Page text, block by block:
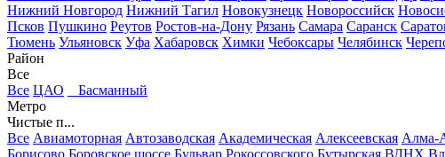
Нижний Новгород Нижний Тагил Новокузнецк Новороссийск
Псков Пушкино Реутов Ростов-на-Дону Рязань Самара Саранск
Тюмень Ульяновск Уфа Хабаровск Химки Чебоксары Челябинск
Район
Все
Все ЦАО
Басманный
Метро
Чистые п...
Все Авиамоторная Автозаводская Академическая Алексеевская Алма-
Борисово Боровское шоссе Бульвар Рокоссовского Бутырская ВДНХ